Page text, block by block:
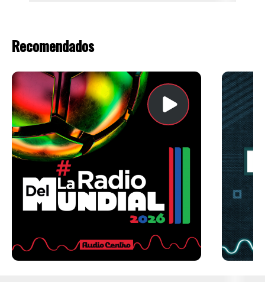
Recomendados